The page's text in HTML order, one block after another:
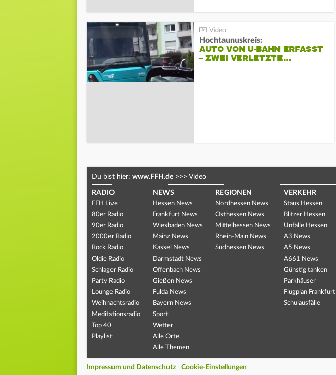
Hochtaunuskreis:
AUTO VON U-BAHN ERFASST
– ZWEI VERLETZTE…
Du bist hier: www.FFH.de >>> Video
RADIO
FFH Live
80er Radio
90er Radio
2000er Radio
Rock Radio
Oldie Radio
Schlager Radio
Party Radio
Lounge Radio
Weihnachtsradio
Meditationsradio
Top 40
Playlist
NEWS
Hessen News
Frankfurt News
Wiesbaden News
Mainz News
Kassel News
Darmstadt News
Offenbach News
Gießen News
Fulda News
Bayern News
Sport
Wetter
Alle Orte
Alle Themen
REGIONEN
Nordhessen News
Osthessen News
Mittelhessen News
Rhein-Main News
Südhessen News
VERKEHR
Staus Hessen
Blitzer Hessen
Unfälle Hessen
A3 News
A5 News
A661 News
Günstig tanken
Parkhäuser
Flugplan Frankfurt
Schulausfälle
Impressum und Datenschutz Cookie-Einstellungen